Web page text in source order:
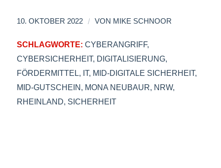
10. OKTOBER 2022 / VON MIKE SCHNOOR
SCHLAGWORTE: CYBERANGRIFF,
CYBERSICHERHEIT, DIGITALISIERUNG,
FÖRDERMITTEL, IT, MID-DIGITALE SICHERHEIT,
MID-GUTSCHEIN , MONA NEUBAUR, NRW,
RHEINLAND, SICHERHEIT